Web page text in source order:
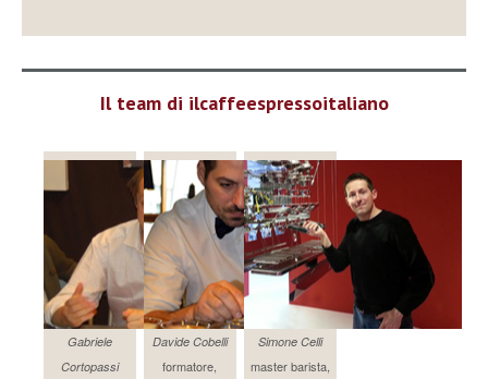
Il team di ilcaffeespressoitaliano
Gabriele
Cortopassi
Davide Cobelli
formatore,
Simone Celli
master barista,